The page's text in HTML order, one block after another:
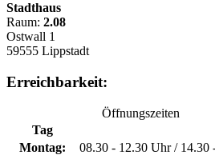
Stadthaus
Raum: 2.08
Ostwall 1
59555 Lippstadt
Erreichbarkeit:
Öffnungszeiten
Tag
Montag:
08.30 - 12.30 Uhr / 14.30